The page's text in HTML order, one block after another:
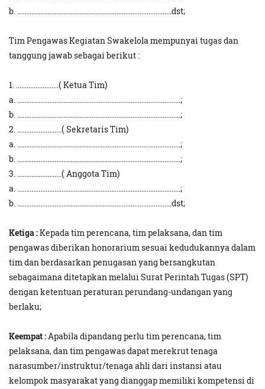
b. .......................................................................................dst;
Tim Pengawas Kegiatan Swakelola mempunyai tugas dan
tanggung jawab sebagai berikut :
1. ........................( Ketua Tim)
a. ............................................................................................;
b. ............................................................................................;
2. .........................( Sekretaris Tim)
a. ............................................................................................;
b. ............................................................................................;
3. .........................( Anggota Tim)
a. ............................................................................................;
b. .......................................................................................dst;
Ketiga :Kepada tim perencana, tim pelaksana, dan tim
pengawas diberikan honorarium sesuai kedudukannya dalam
tim dan berdasarkan penugasan yang bersangkutan
sebagaimana ditetapkan melalui Surat Perintah Tugas (SPT)
dengan ketentuan peraturan perundang-undangan yang
berlaku;
Keempat :Apabila dipandang perlu tim perencana, tim
pelaksana, dan tim pengawas dapat merekrut tenaga
narasumber/instruktur/tenaga ahli dari instansi atau
kelompok masyarakat yang dianggap memiliki kompetensi di